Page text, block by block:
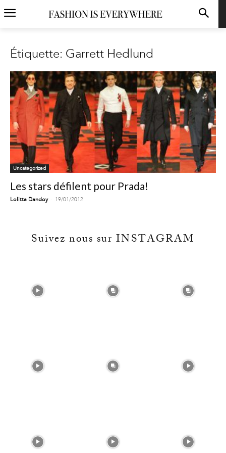
Étiquette: Garrett Hedlund
Uncategorized
Les stars défilent pour Prada!
Lolitta Dandoy - 19/01/2012
Suivez nous sur INSTAGRAM